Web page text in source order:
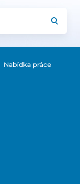
Nabídka práce